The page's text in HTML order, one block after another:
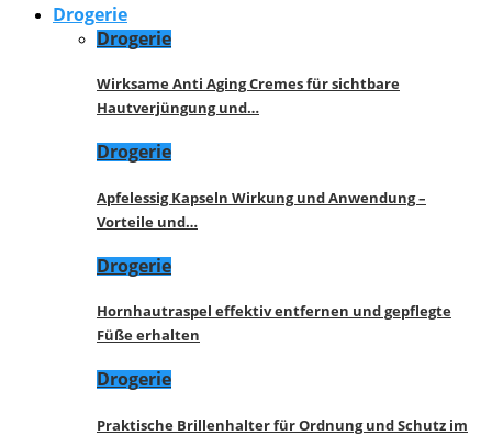
Drogerie
Drogerie
Wirksame Anti Aging Cremes für sichtbare
Hautverjüngung und…
Drogerie
Apfelessig Kapseln Wirkung und Anwendung –
Vorteile und…
Drogerie
Hornhautraspel effektiv entfernen und gepflegte
Füße erhalten
Drogerie
Praktische Brillenhalter für Ordnung und Schutz im